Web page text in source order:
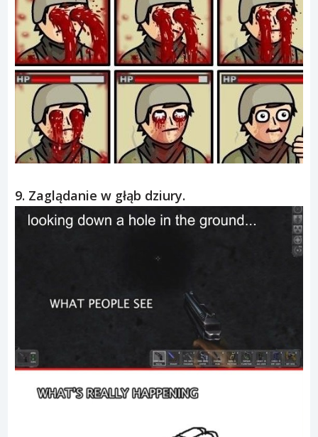
9. Zaglądanie w głąb dziury.